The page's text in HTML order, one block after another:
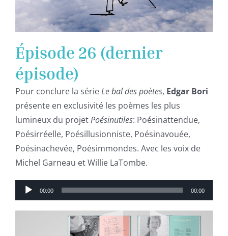
Épisode 26 (dernier
épisode)
Pour conclure la sérieLe bal des poètes, Edgar Bori
présente en exclusivité les poèmes les plus
lumineux du projetPoésinutiles: Poésinattendue,
Poésirréelle, Poésillusionniste, Poésinavouée,
Poésinachevée, Poésimmondes. Avec les voix de
Michel Garneau et Willie LaTombe.
Lecteur
audio
00:00 00:00